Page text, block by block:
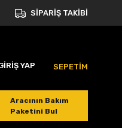
SİPARİŞ TAKİBİ
YAP SEPETİM
Aracının Bakım
Paketini Bul